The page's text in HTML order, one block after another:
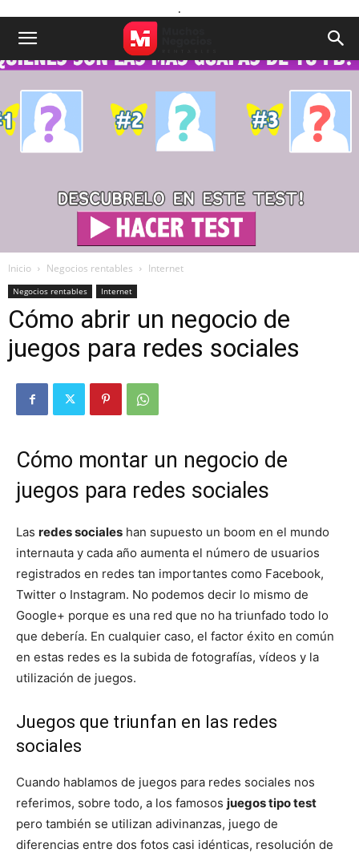
.
Inicio Negocios rentables Internet
Negocios rentables Internet
Cómo abrir un negocio de
juegos para redes sociales
Cómo montar un negocio de
juegos para redes sociales
Las redes sociales han supuesto un boom en el mundo
internauta y cada año aumenta el número de usuarios
registrados en redes tan importantes como Facebook,
Twitter o Instagram. No podemos decir lo mismo de
Google+ porque es una red que no ha triunfado todo lo
que debería. En cualquier caso, el factor éxito en común
en estas redes es la subida de fotografías, vídeos y la
utilización de juegos.
Juegos que triunfan en las redes
sociales
Cuando hablamos de juegos para redes sociales nos
referimos, sobre todo, a los famosos juegos tipo test
pero también se utilizan adivinanzas, juego de
diferencias entre dos fotos casi idénticas, resolución de